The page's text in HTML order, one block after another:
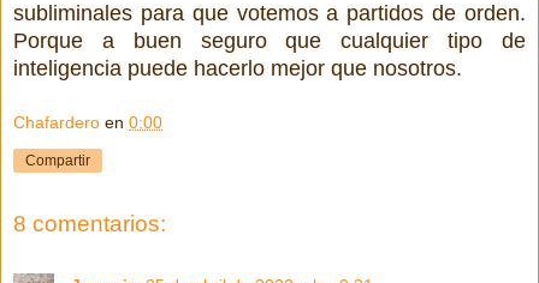
subliminales para que votemos a partidos de orden.
Porque a buen seguro que cualquier tipo de
inteligencia puede hacerlo mejor que nosotros.
Chafardero en 0:00
Compartir
8 comentarios: